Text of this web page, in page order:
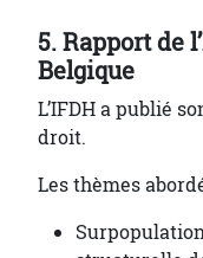
5. Rapport de
Belgique
L’IFDH a publié
droit.
Les thèmes